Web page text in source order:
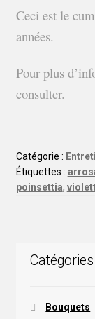
Ceci est le
années.
Pour plus
consulter.
Catégorie :
Étiquettes :
poinsettia,
Bouquets